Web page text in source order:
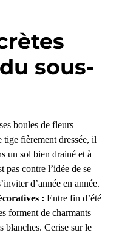
sous-
boules de fleurs
tige fièrement dressée, il
un sol bien drainé et à
pas contre l’idée de se
d’année en année.
: Entre fin d’été
forment de charmants
blanches. Cerise sur le